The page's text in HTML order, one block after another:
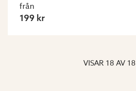
från
199 kr
VISAR 18 AV 18